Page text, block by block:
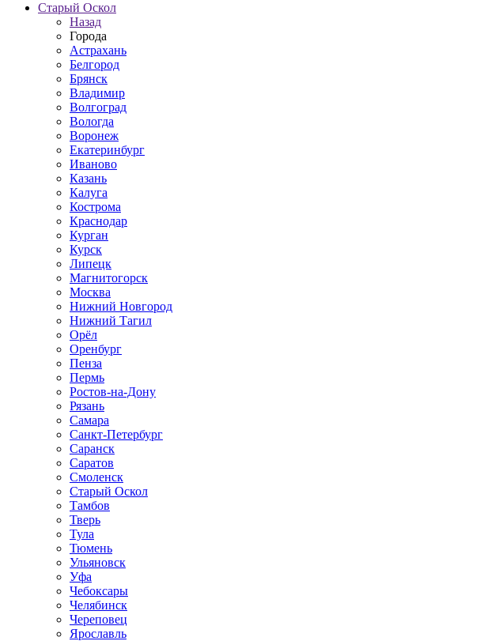
Старый Оскол
Назад
Города
Астрахань
Белгород
Брянск
Владимир
Волгоград
Вологда
Воронеж
Екатеринбург
Иваново
Казань
Калуга
Кострома
Краснодар
Курган
Курск
Липецк
Магнитогорск
Москва
Нижний Новгород
Нижний Тагил
Орёл
Оренбург
Пенза
Пермь
Ростов‑на‑Дону
Рязань
Самара
Санкт‑Петербург
Саранск
Саратов
Смоленск
Старый Оскол
Тамбов
Тверь
Тула
Тюмень
Ульяновск
Уфа
Чебоксары
Челябинск
Череповец
Ярославль